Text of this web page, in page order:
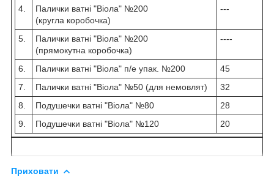
4.
Палички ватні "Віола" №200
(кругла коробочка)
---
5.
Палички ватні "Віола" №200
(прямокутна коробочка)
----
6. Палички ватні "Віола" п/е упак. №200 45
7.
Палички ватні "Віола" №50 (для немовлят) 32
8.
Подушечки ватні "Віола" №80 28
9.
Подушечки ватні "Віола" №120 20
Приховати